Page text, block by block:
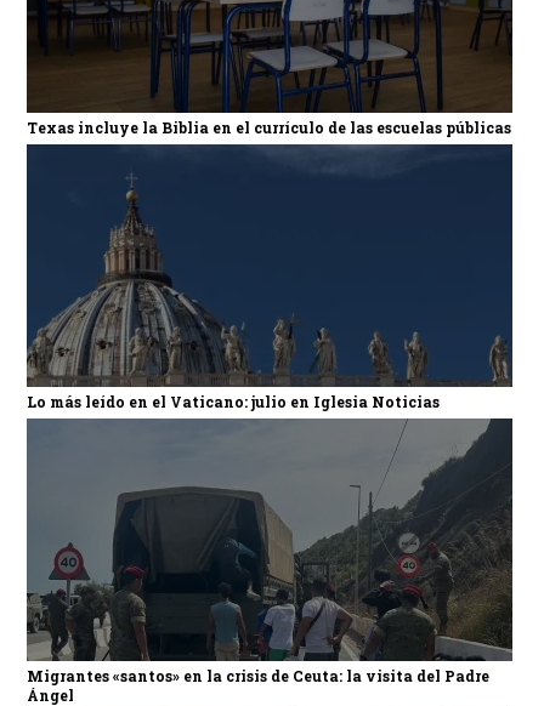
Texas incluye la Biblia en el currículo de las escuelas públicas
Lo más leído en el Vaticano: julio en Iglesia Noticias
Migrantes «santos» en la crisis de Ceuta: la visita del Padre
Ángel